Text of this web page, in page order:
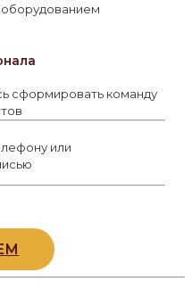
сформировать команду
или